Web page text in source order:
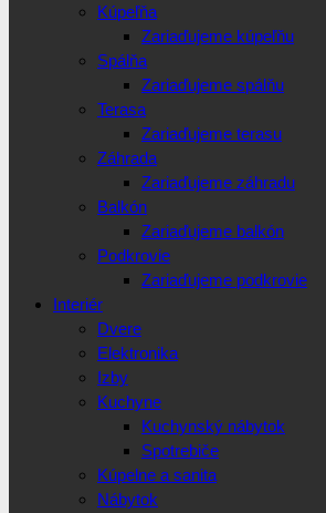
Kúpeľňa
Zariaďujeme kúpeľňu
Spálňa
Zariaďujeme spálňu
Terasa
Zariaďujeme terasu
Záhrada
Zariaďujeme záhradu
Balkón
Zariaďujeme balkón
Podkrovie
Zariaďujeme podkrovie
Interiér
Dvere
Elektronika
Izby
Kuchyne
Kuchynský nábytok
Spotrebiče
Kúpelne a sanita
Nábytok